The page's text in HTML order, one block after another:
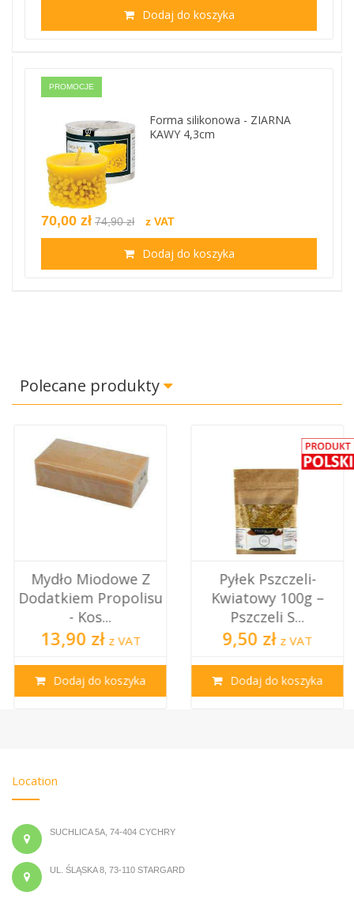
Dodaj do koszyka
PROMOCJE
Forma silikonowa - ZIARNA
KAWY 4,3cm
70,00 zł 74,90 zł z VAT
Dodaj do koszyka
Polecane produkty
Mydło Miodowe Z
Dodatkiem Propolisu
- Kos...
13,90 zł z VAT
Dodaj do koszyka
Pyłek Pszczeli-
Kwiatowy 100g –
Pszczeli S...
9,50 zł z VAT
Dodaj do koszyka
Location
SUCHLICA 5A, 74-404 CYCHRY
UL. ŚLĄSKA 8, 73-110 STARGARD